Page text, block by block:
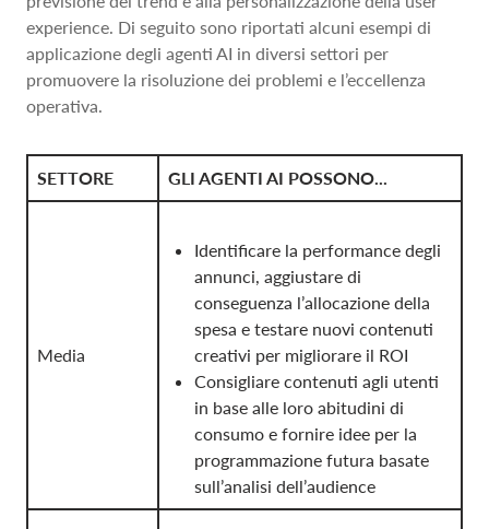
experience. Di seguito sono riportati alcuni esempi di
applicazione degli agenti AI in diversi settori per
promuovere la risoluzione dei problemi e l’eccellenza
operativa.
SETTORE GLI AGENTI AI POSSONO...
Media
Identificare la performance degli
annunci, aggiustare di
conseguenza l’allocazione della
spesa e testare nuovi contenuti
creativi per migliorare il ROI
Consigliare contenuti agli utenti
in base alle loro abitudini di
consumo e fornire idee per la
programmazione futura basate
sull’analisi dell’audience